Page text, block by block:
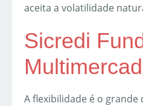
aceita a volatilidade
Sicredi
A flexibilidade é o grande